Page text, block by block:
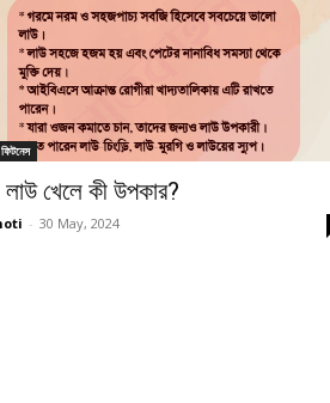
লাউ খেলে কী উপকার?
- 30 May, 2024